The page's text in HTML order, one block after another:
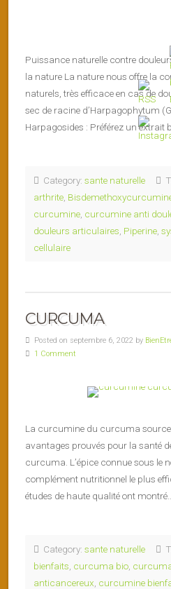
Puissance naturelle contre
la nature La nature nous offre la
naturels, très efficace en cas de
sec de racine d’Harpagophytum
Harpagosides : Préférez un extrait
Category: sante naturelle
arthrite
curcumine curcumine anti
douleurs articulaires Piperine
cellulaire
CURCUMA
Posted on septembre 6, 2022 by
1 Comment
La curcumine du curcuma
avantages prouvés pour la santé
curcuma. L’épice connue sous le
complément nutritionnel le plus
études de haute qualité ont montré…
Category: sante naturelle
bienfaits curcuma bio
anticancereux curcumine